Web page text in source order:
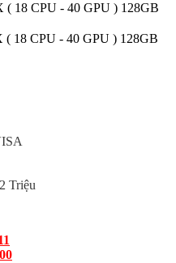
18 CPU - 40 GPU ) 128GB
18 CPU - 40 GPU ) 128GB
Triệu